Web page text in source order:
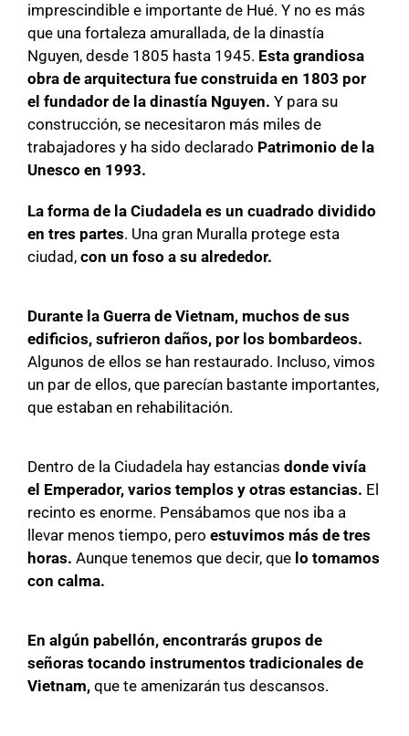
imprescindible e importante de Hué. Y no es más
que una fortaleza amurallada, de la dinastía
Nguyen, desde 1805 hasta 1945. Esta grandiosa
obra de arquitectura fue construida en 1803 por
el fundador de la dinastía Nguyen. Y para su
construcción, se necesitaron más miles de
trabajadores y ha sido declarado Patrimonio de la
Unesco en 1993.
La forma de la Ciudadela es un cuadrado dividido
en tres partes. Una gran Muralla protege esta
ciudad, con un foso a su alrededor.
Durante la Guerra de Vietnam, muchos de sus
edificios, sufrieron daños, por los bombardeos.
Algunos de ellos se han restaurado. Incluso, vimos
un par de ellos, que parecían bastante importantes,
que estaban en rehabilitación.
Dentro de la Ciudadela hay estancias donde vivía
el Emperador, varios templos y otras estancias. El
recinto es enorme. Pensábamos que nos iba a
llevar menos tiempo, pero estuvimos más de tres
horas. Aunque tenemos que decir, que lo tomamos
con calma.
En algún pabellón, encontrarás grupos de
señoras tocando instrumentos tradicionales de
Vietnam, que te amenizarán tus descansos.